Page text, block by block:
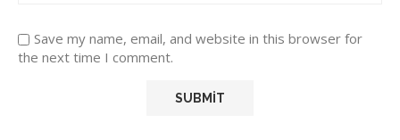
Save my name, email, and website in this browser for
the next time I comment.